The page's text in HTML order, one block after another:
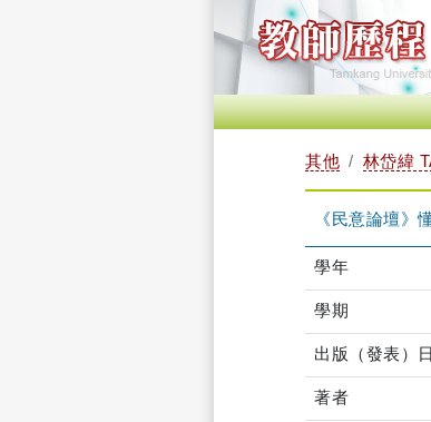
其他 林岱緯
《民意論壇》
學年
學期
出版（發表）
著者